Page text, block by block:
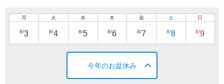
月
8/3
火
8/4
水
8/5
木
8/6
金
8/7
土
8/8
日
8/9
今年のお盆休み